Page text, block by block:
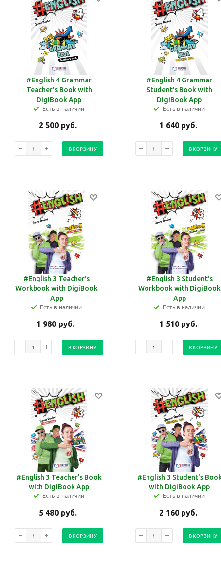
#English 4 Grammar
Teacher's Book with
DigiBook App
Есть в наличии
2 500 руб.
В КОРЗИНУ
#English 4 Grammar
Student's Book with
DigiBook App
Есть в наличии
1 640 руб.
В КОРЗИНУ
#English 3 Teacher's
Workbook with DigiBook
App
Есть в наличии
1 980 руб.
В КОРЗИНУ
#English 3 Student's
Workbook with DigiBook
App
Есть в наличии
1 510 руб.
В КОРЗИНУ
#English 3 Teacher's Book
with DigiBook App
Есть в наличии
5 480 руб.
В КОРЗИНУ
#English 3 Student's
with DigiBook App
Есть в наличии
2 160 руб.
В КОРЗИНУ